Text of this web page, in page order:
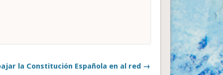
la Constitución Española en al red →